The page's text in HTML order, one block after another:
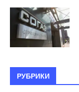
РУБРИКИ